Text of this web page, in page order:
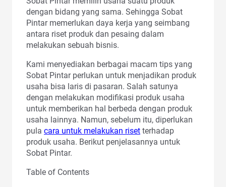
dengan bidang yang sama. Sehingga Sobat
Pintar memerlukan daya kerja yang seimbang
antara riset produk dan pesaing dalam
melakukan sebuah bisnis.
Kami menyediakan berbagai macam tips yang
Sobat Pintar perlukan untuk menjadikan produk
usaha bisa laris di pasaran. Salah satunya
dengan melakukan modifikasi produk usaha
untuk memberikan hal berbeda dengan produk
usaha lainnya. Namun, sebelum itu, diperlukan
pula cara untuk melakukan riset terhadap
produk usaha. Berikut penjelasannya untuk
Sobat Pintar.
Table of Contents